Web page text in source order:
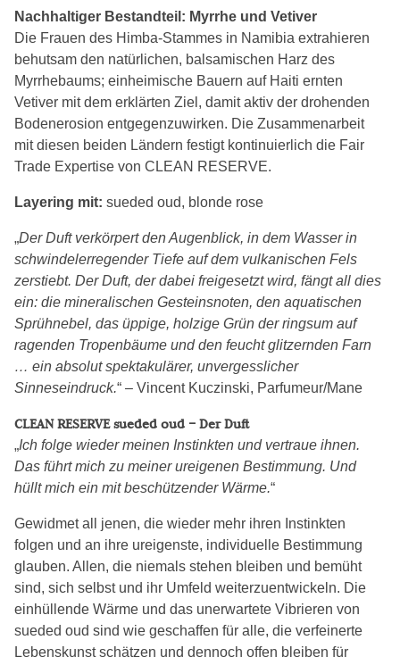
Nachhaltiger Bestandteil: Myrrhe und Vetiver
Die Frauen des Himba-Stammes in Namibia extrahieren
behutsam den natürlichen, balsamischen Harz des
Myrrhebaums; einheimische Bauern auf Haiti ernten
Vetiver mit dem erklärten Ziel, damit aktiv der drohenden
Bodenerosion entgegenzuwirken. Die Zusammenarbeit
mit diesen beiden Ländern festigt kontinuierlich die Fair
Trade Expertise von CLEAN RESERVE.
Layering mit: sueded oud, blonde rose
„Der Duft verkörpert den Augenblick, in dem Wasser in
schwindelerregender Tiefe auf dem vulkanischen Fels
zerstiebt. Der Duft, der dabei freigesetzt wird, fängt all dies
ein: die mineralischen Gesteinsnoten, den aquatischen
Sprühnebel, das üppige, holzige Grün der ringsum auf
ragenden Tropenbäume und den feucht glitzernden Farn
… ein absolut spektakulärer, unvergesslicher
Sinneseindruck.“ – Vincent Kuczinski, Parfumeur/Mane
CLEAN RESERVE sueded oud – Der Duft
„Ich folge wieder meinen Instinkten und vertraue ihnen.
Das führt mich zu meiner ureigenen Bestimmung. Und
hüllt mich ein mit beschützender Wärme.“
Gewidmet all jenen, die wieder mehr ihren Instinkten
folgen und an ihre ureigenste, individuelle Bestimmung
glauben. Allen, die niemals stehen bleiben und bemüht
sind, sich selbst und ihr Umfeld weiterzuentwickeln. Die
einhüllende Wärme und das unerwartete Vibrieren von
sueded oud sind wie geschaffen für alle, die verfeinerte
Lebenskunst schätzen und dennoch offen bleiben für